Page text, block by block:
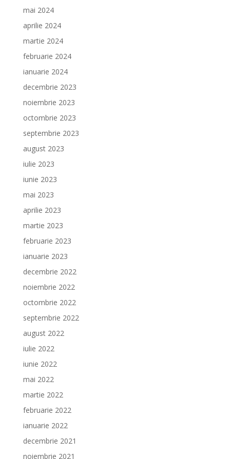
mai 2024
aprilie 2024
martie 2024
februarie 2024
ianuarie 2024
decembrie 2023
noiembrie 2023
octombrie 2023
septembrie 2023
august 2023
iulie 2023
iunie 2023
mai 2023
aprilie 2023
martie 2023
februarie 2023
ianuarie 2023
decembrie 2022
noiembrie 2022
octombrie 2022
septembrie 2022
august 2022
iulie 2022
iunie 2022
mai 2022
martie 2022
februarie 2022
ianuarie 2022
decembrie 2021
noiembrie 2021